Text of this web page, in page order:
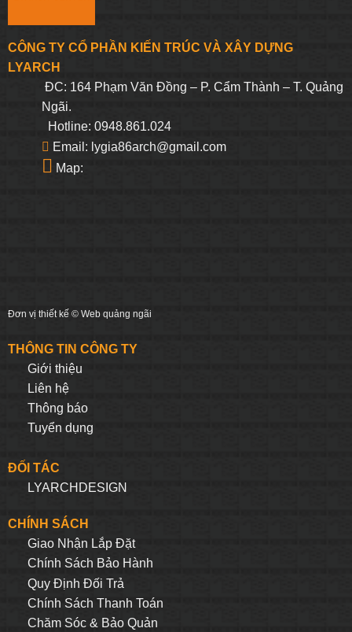
CÔNG TY CỔ PHẦN KIẾN TRÚC VÀ XÂY DỰNG
LYARCH
ĐC: 164 Phạm Văn Đồng – P. Cẩm Thành – T. Quảng
Ngãi.
Hotline: 0948.861.024
Email: lygia86arch@gmail.com
Map:
Đơn vị thiết kế © Web quảng ngãi
THÔNG TIN CÔNG TY
Giới thiệu
Liên hệ
Thông báo
Tuyển dụng
ĐỐI TÁC
LYARCHDESIGN
CHÍNH SÁCH
Giao Nhận Lắp Đặt
Chính Sách Bảo Hành
Quy Định Đối Trả
Chính Sách Thanh Toán
Chăm Sóc & Bảo Quản